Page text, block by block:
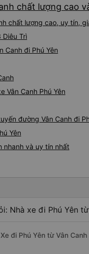
chất lượng cao
chất lượng cao, uy tín,
Diêu Trì
Canh đi Phú Yên
Vân Canh Phú Yên
đường Vân Canh đi
Yên
nhanh và uy tín nhất
Nhà xe đi Phú Yên
đi Phú Yên từ Vân